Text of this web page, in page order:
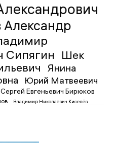
Александр
Сипягин Шек
Янина
Юрий Матвеевич
Сергей Евгеньевич Бирюков
Владимир Николаевич Киселёв